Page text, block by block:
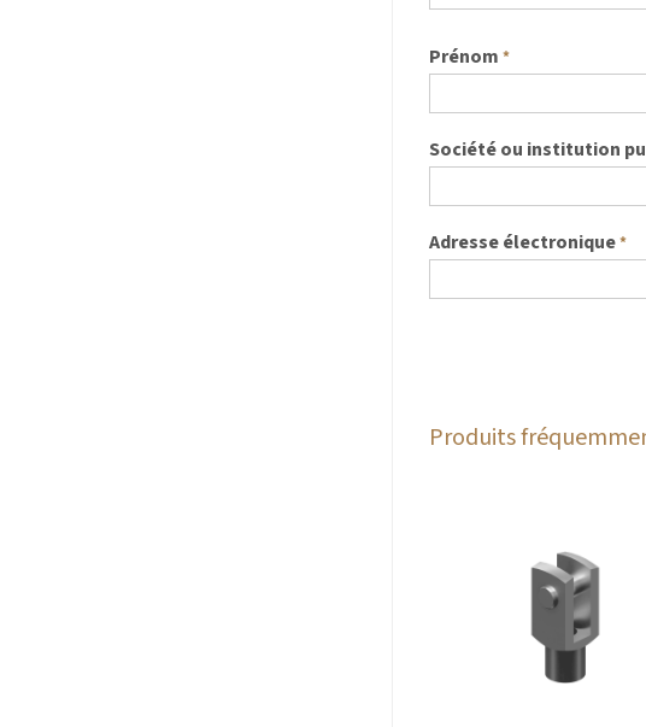
Prénom *
Société ou institution
Adresse électronique*
Produits